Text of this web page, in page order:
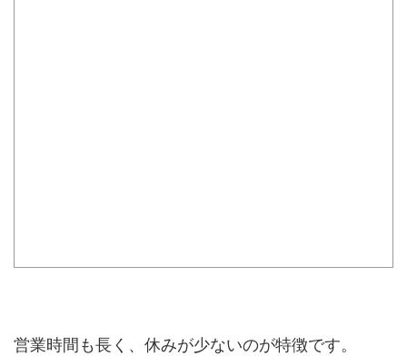
営業時間も長く、休みが少ないのが特徴です。